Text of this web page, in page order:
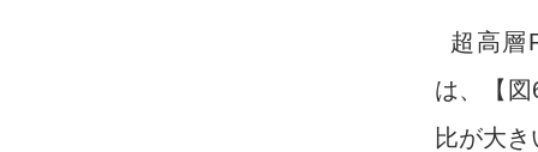
超高層
は、【
比が大